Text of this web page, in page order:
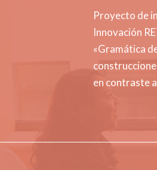
Proyecto de
Innovación
«Gramática
en contraste